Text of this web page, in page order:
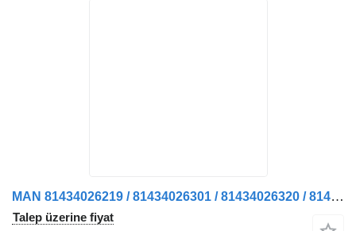
MAN 81434026219 / 81434026301 / 81434026320 / 81434026302 / 81434026220 kamyon için Arc lamelar axă față dreapta makas
Talep üzerine fiyat